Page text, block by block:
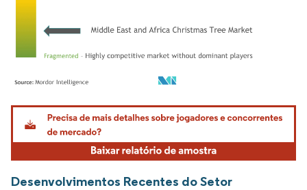
Imagem © Mordor Intelligence. O reuso requer atribuição conforme CC BY 4.0.
Desenvolvimentos Recentes do Setor